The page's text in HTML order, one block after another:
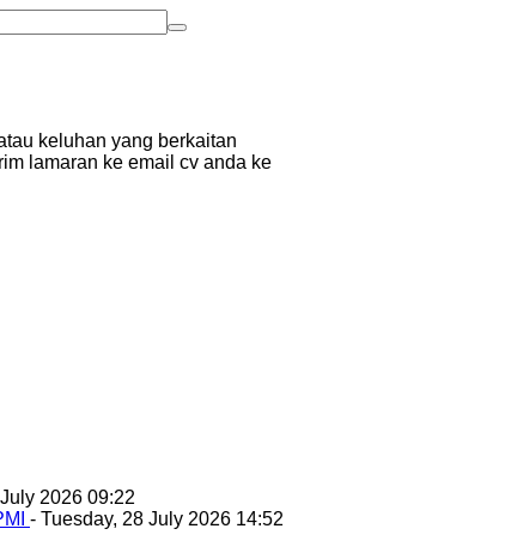
keluhan yang berkaitan
lamaran ke email cv anda ke
2026 09:22
- Tuesday, 28 July 2026 14:52